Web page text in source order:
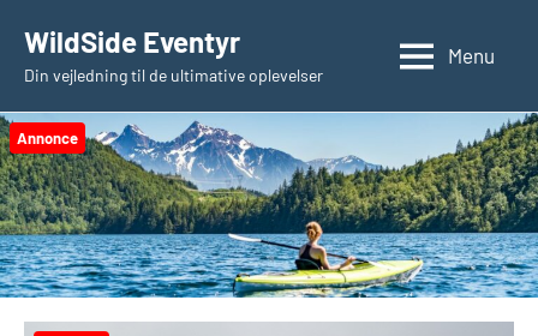
indhold
WildSide Eventyr
Din vejledning til de ultimative oplevelser
Menu
Annonce